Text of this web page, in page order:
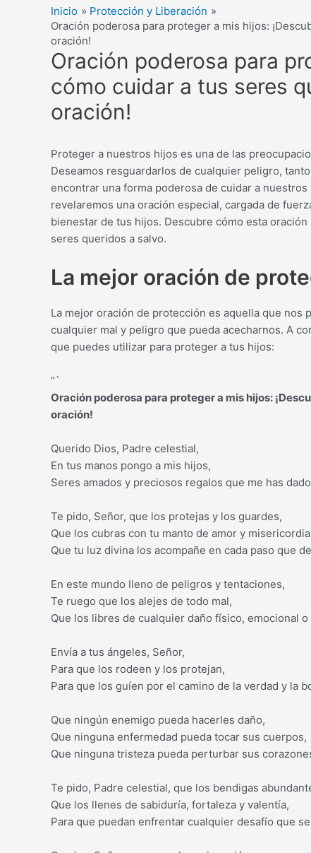
Inicio
Protección y Liberación
Oración poderosa para proteger a mis hijos:
oración!
Oración poderosa para
cómo cuidar a tus seres
oración!
Proteger a nuestros hijos es una de las
Deseamos resguardarlos de cualquier peligro,
encontrar una forma poderosa de cuidar a
revelaremos una oración especial, cargada de
bienestar de tus hijos. Descubre cómo esta
seres queridos a salvo.
La mejor oración de
La mejor oración de protección es aquella que nos
cualquier mal y peligro que pueda acecharnos. A
que puedes utilizar para proteger a tus hijos:
“`
Oración poderosa para proteger a mis hijos:
oración!
Querido Dios, Padre celestial,
En tus manos pongo a mis hijos,
Seres amados y preciosos regalos que me has
Te pido, Señor, que los protejas y los guardes,
Que los cubras con tu manto de amor y
Que tu luz divina los acompañe en cada paso que
En este mundo lleno de peligros y tentaciones,
Te ruego que los alejes de todo mal,
Que los libres de cualquier daño físico, emocional
Envía a tus ángeles, Señor,
Para que los rodeen y los protejan,
Para que los guíen por el camino de la verdad y la
Que ningún enemigo pueda hacerles daño,
Que ninguna enfermedad pueda tocar sus cuerpos,
Que ninguna tristeza pueda perturbar sus
Te pido, Padre celestial, que los bendigas
Que los llenes de sabiduría, fortaleza y valentía,
Para que puedan enfrentar cualquier desafío que